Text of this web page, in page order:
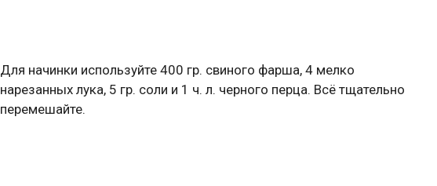
Для начинки используйте 400 гр. свиного фарша, 4 мелко
нарезанных лука, 5 гр. соли и 1 ч. л. черного перца. Всё тщательно
перемешайте.